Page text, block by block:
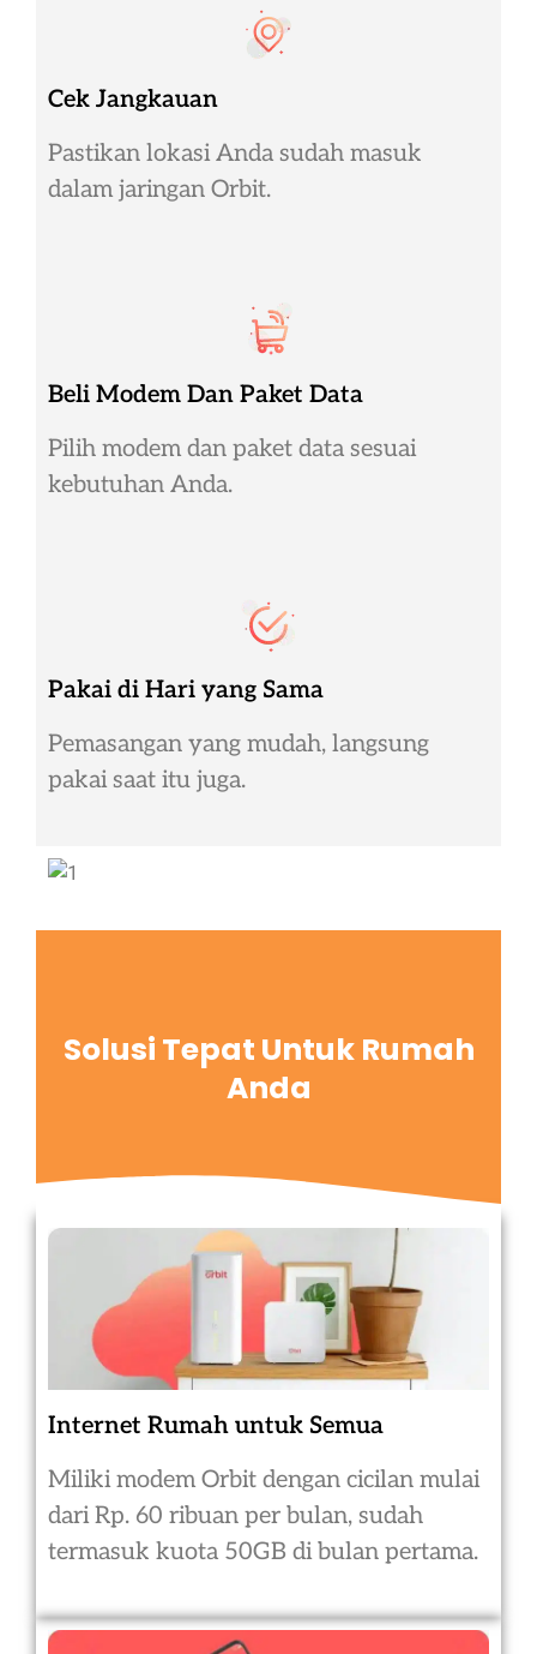
Cek Jangkauan
Pastikan lokasi Anda sudah masuk
dalam jaringan Orbit.
Beli Modem Dan Paket Data
Pilih modem dan paket data sesuai
kebutuhan Anda.
Pakai di Hari yang Sama
Pemasangan yang mudah, langsung
pakai saat itu juga.
Solusi Tepat Untuk Rumah
Anda
Internet Rumah untuk Semua
Miliki modem Orbit dengan cicilan mulai
dari Rp. 60 ribuan per bulan, sudah
termasuk kuota 50GB di bulan pertama.